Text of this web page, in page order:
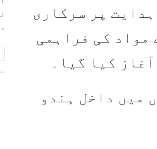
پر سرکاری
مواد کی فراہمی
کیا گیا۔
میں داخل ہندو